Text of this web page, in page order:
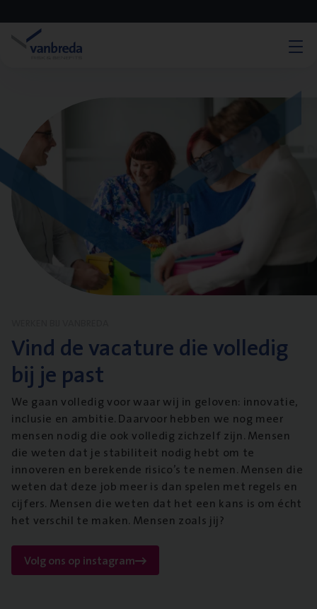
Vind de vacature die volledig
bij je past
We gaan volledig voor waar wij in geloven: innovatie,
inclusie en ambitie. Daarvoor hebben we nog meer
mensen nodig die ook volledig zichzelf zijn. Mensen
die weten dat je stabiliteit nodig hebt om te
innoveren en berekende risico’s te nemen. Mensen die
weten dat deze job meer is dan spelen met regels en
cijfers. Mensen die weten dat het een kans is om écht
het verschil te maken. Mensen zoals jij?
Volg ons op instagram